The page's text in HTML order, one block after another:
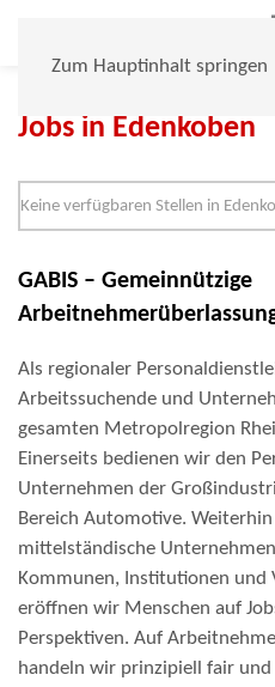
Zum Hauptinhalt springen
Jobs in Edenkoben
Keine verfügbaren Stellen in
GABIS – Gemeinnützige
Als regionaler
Arbeitssuchende und
gesamten Metropolregion
Einerseits bedienen wir den
Unternehmen der
Bereich Automotive.
mittelständische
Kommunen, Institutionen und
eröffnen wir Menschen auf
Perspektiven. Auf
handeln wir prinzipiell fair